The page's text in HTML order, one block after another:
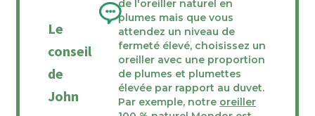
Le
conseil
de
John
de l'oreiller naturel en
plumes mais que vous
attendez un niveau de
fermeté élevé, choisissez un
oreiller avec une proportion
de plumes et plumettes
élevée par rapport au duvet.
Par exemple, notre oreiller